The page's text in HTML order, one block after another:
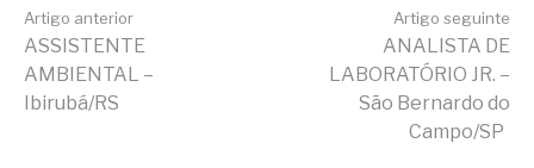
Continue
lendo
Artigo anterior
ASSISTENTE
AMBIENTAL –
Ibirubá/RS
Artigo seguinte
ANALISTA DE
LABORATÓRIO JR. –
São Bernardo do
Campo/SP